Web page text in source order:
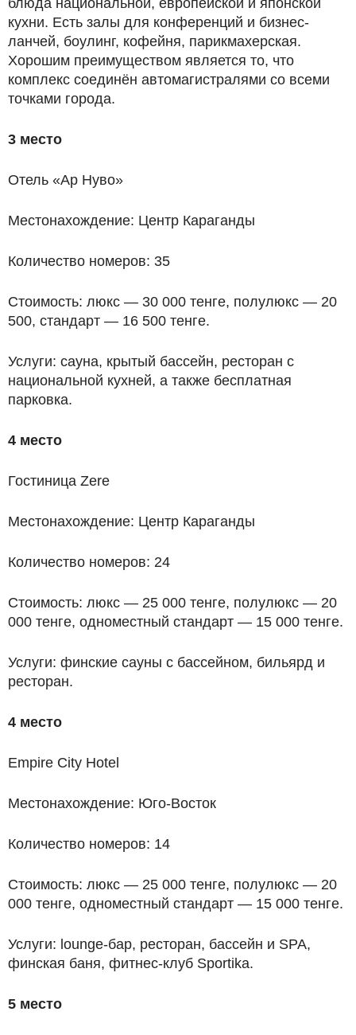
кухни. Есть залы для конференций и бизнес-
ланчей, боулинг, кофейня, парикмахерская.
Хорошим преимуществом является то, что
комплекс соединён автомагистралями со всеми
точками города.
3 место
Отель «Ар Нуво»
Местонахождение: Центр Караганды
Количество номеров: 35
Стоимость: люкс — 30 000 тенге, полулюкс — 20
500, стандарт — 16 500 тенге.
Услуги: сауна, крытый бассейн, ресторан с
национальной кухней, а также бесплатная
парковка.
4 место
Гостиница Zere
Местонахождение: Центр Караганды
Количество номеров: 24
Стоимость: люкс — 25 000 тенге, полулюкс — 20
000 тенге, одноместный стандарт — 15 000 тенге.
Услуги: финские сауны с бассейном, бильярд и
ресторан.
4 место
Empire City Hotel
Местонахождение: Юго-Восток
Количество номеров: 14
Стоимость: люкс — 25 000 тенге, полулюкс — 20
000 тенге, одноместный стандарт — 15 000 тенге.
Услуги: lounge-бар, ресторан, бассейн и SPA,
финская баня, фитнес-клуб Sportika.
5 место